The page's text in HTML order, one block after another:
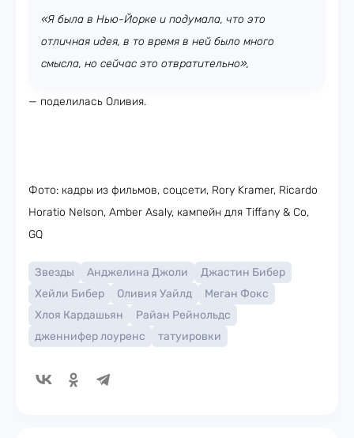
«Я была в Нью-Йорке и подумала, что это
отличная идея, в то время в ней было много
смысла, но сейчас это отвратительно»,
— поделилась Оливия.
Фото: кадры из фильмов, соцсети, Rory Kramer, Ricardo
Horatio Nelson, Amber Asaly, кампейн для Tiffany & Co,
GQ
Звезды Анджелина Джоли
Джастин Бибер
Хейли Бибер
Оливия Уайлд
Меган Фокс
Хлоя Кардашьян
Райан Рейнольдс
дженнифер лоуренс
татуировки